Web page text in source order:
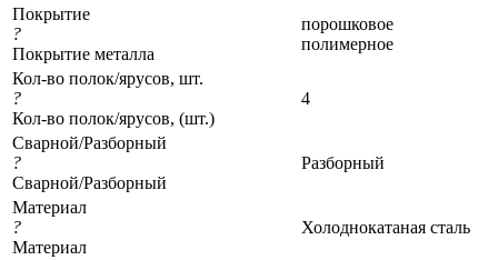
Покрытие
?
Покрытие металла
порошковое
полимерное
Кол-во полок/ярусов, шт.
?
Кол-во полок/ярусов, (шт.)
4
Сварной/Разборный
?
Сварной/Разборный
Разборный
Материал
?
Материал
Холоднокатаная сталь